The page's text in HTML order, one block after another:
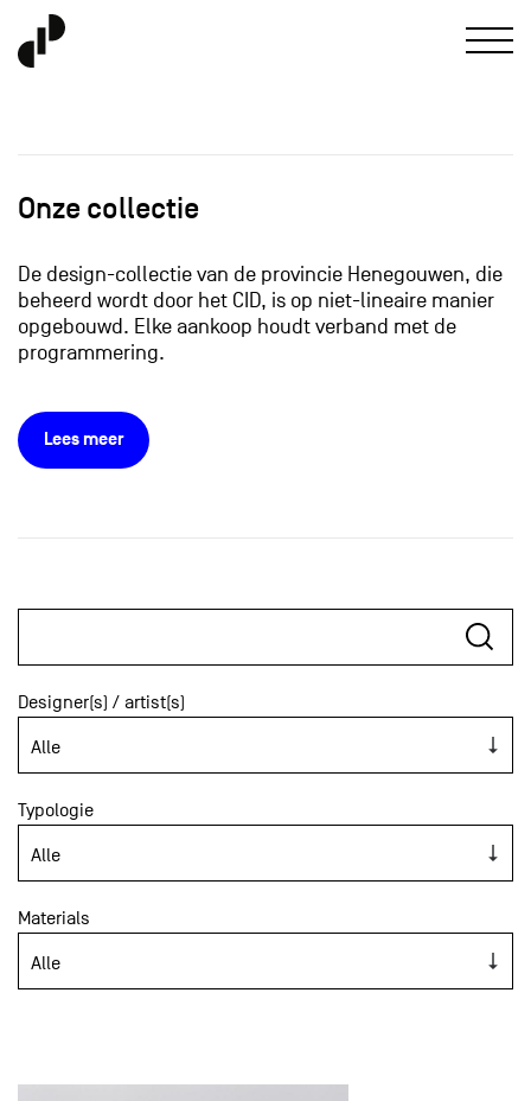
Onze collectie
De design-collectie van de provincie Henegouwen, die
beheerd wordt door het CID, is op niet-lineaire manier
opgebouwd. Elke aankoop houdt verband met de
programmering.
Lees meer
Designer(s) / artist(s)
Typologie
Materials